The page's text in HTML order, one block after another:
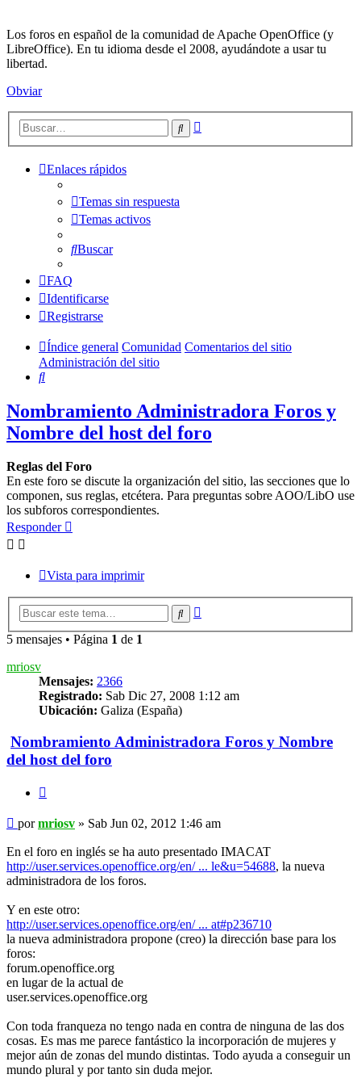
Los foros en español de la comunidad de Apache OpenOffice (y
LibreOffice). En tu idioma desde el 2008, ayudándote a usar tu
libertad.
Obviar
Buscar
Enlaces rápidos
Temas sin respuesta
Temas activos
Buscar
FAQ
Identificarse
Registrarse
Índice general Comunidad Comentarios del sitio
Administración del sitio
Buscar
Nombramiento Administradora Foros y
Nombre del host del foro
Reglas del Foro
En este foro se discute la organización del sitio, las secciones que lo
componen, sus reglas, etcétera. Para preguntas sobre AOO/LibO use
los subforos correspondientes.
Responder
Vista para imprimir
Buscar
5 mensajes • Página 1 de 1
mriosv
Mensajes: 2366
Registrado: Sab Dic 27, 2008 1:12 am
Ubicación: Galiza (España)
Nombramiento Administradora Foros y Nombre
del host del foro
Mensaje
pormriosv » Sab Jun 02, 2012 1:46 am
En el foro en inglés se ha auto presentado IMACAT
http://user.services.openoffice.org/en/ ... le&u=54688, la nueva
administradora de los foros.
Y en este otro:
http://user.services.openoffice.org/en/ ... at#p236710
la nueva administradora propone (creo) la dirección base para los
foros:
forum.openoffice.org
en lugar de la actual de
user.services.openoffice.org
Con toda franqueza no tengo nada en contra de ninguna de las dos
cosas. Es mas me parece fantástico la incorporación de mujeres y
mejor aún de zonas del mundo distintas. Todo ayuda a conseguir un
mundo plural y por tanto sin duda mejor.